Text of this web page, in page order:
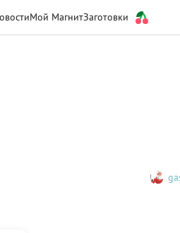
Мой МагнитЗаготовки